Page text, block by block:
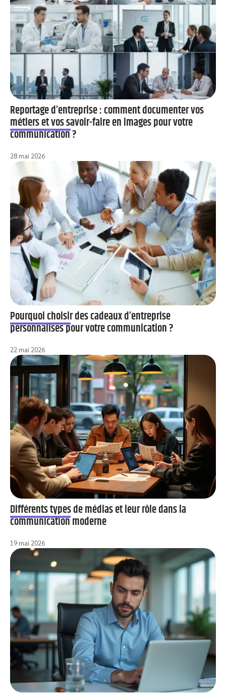
Reportage d’entreprise : comment documenter vos
métiers et vos savoir-faire en images pour votre
communication ?
28 mai 2026
Pourquoi choisir des cadeaux d’entreprise
personnalisés pour votre communication ?
22 mai 2026
Différents types de médias et leur rôle dans la
communication moderne
19 mai 2026